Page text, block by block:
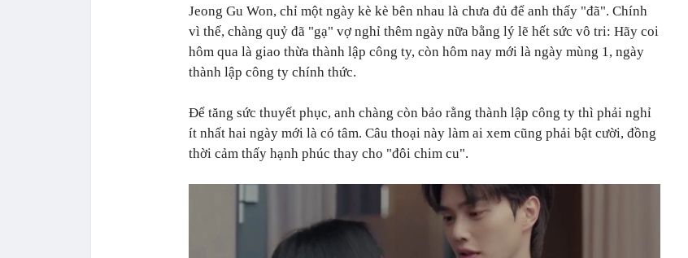
Jeong Gu Won, chỉ một ngày kè kè bên nhau là chưa đủ để anh thấy "đã". Chính
vì thế, chàng quỷ đã "gạ" vợ nghỉ thêm ngày nữa bằng lý lẽ hết sức vô tri: Hãy coi
hôm qua là giao thừa thành lập công ty, còn hôm nay mới là ngày mùng 1, ngày
thành lập công ty chính thức.
Để tăng sức thuyết phục, anh chàng còn bảo rằng thành lập công ty thì phải nghỉ
ít nhất hai ngày mới là có tâm. Câu thoại này làm ai xem cũng phải bật cười, đồng
thời cảm thấy hạnh phúc thay cho "đôi chim cu".